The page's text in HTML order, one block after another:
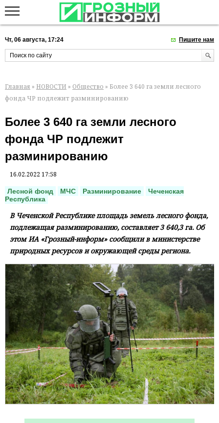
Чт, 06 августа, 17:24 Пишите нам
Главная » НОВОСТИ » Общество » Более 3 640 га земли лесного
фонда ЧР подлежит разминированию
Более 3 640 га земли лесного
фонда ЧР подлежит
разминированию
16.02.2022 17:58
Лесной фонд МЧС Разминирование
Чеченская
Республика
В Чеченской Республике площадь земель лесного фонда,
подлежащая разминированию, составляет 3 640,3 га. Об
этом ИА «Грозный-информ» сообщили в министерстве
природных ресурсов и окружающей среды региона.